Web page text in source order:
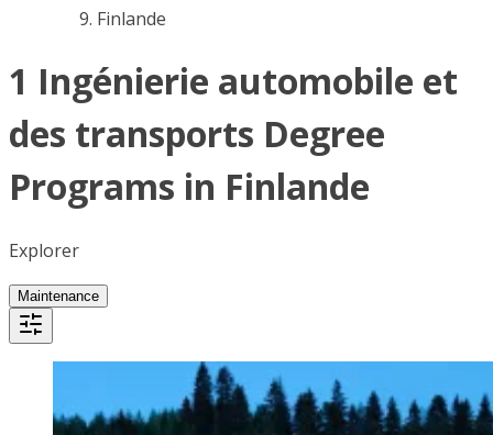
Finlande
1 Ingénierie automobile et
des transports Degree
Programs in Finlande
Explorer
Maintenance